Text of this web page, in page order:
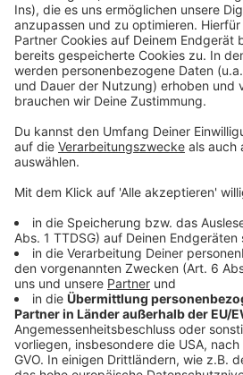
Wetter/Ruhr) und Stephanie
Sprockhövel).
Anzeige
Wahlkreis 106/Ennepe-
Anzeige
Ebenfalls neun Namen umfasst
Wahlkreis 106/Ennepe-Ruhr-Kreis
Herdecke und Witten. Es sind:
Sarah Kramer (CDU, Witten), Dr.
Herdecke), Enric Tange (FDP,
(AfD, Ennepetal), Verena
Grünen, Witten), Ursula Weiß (Die